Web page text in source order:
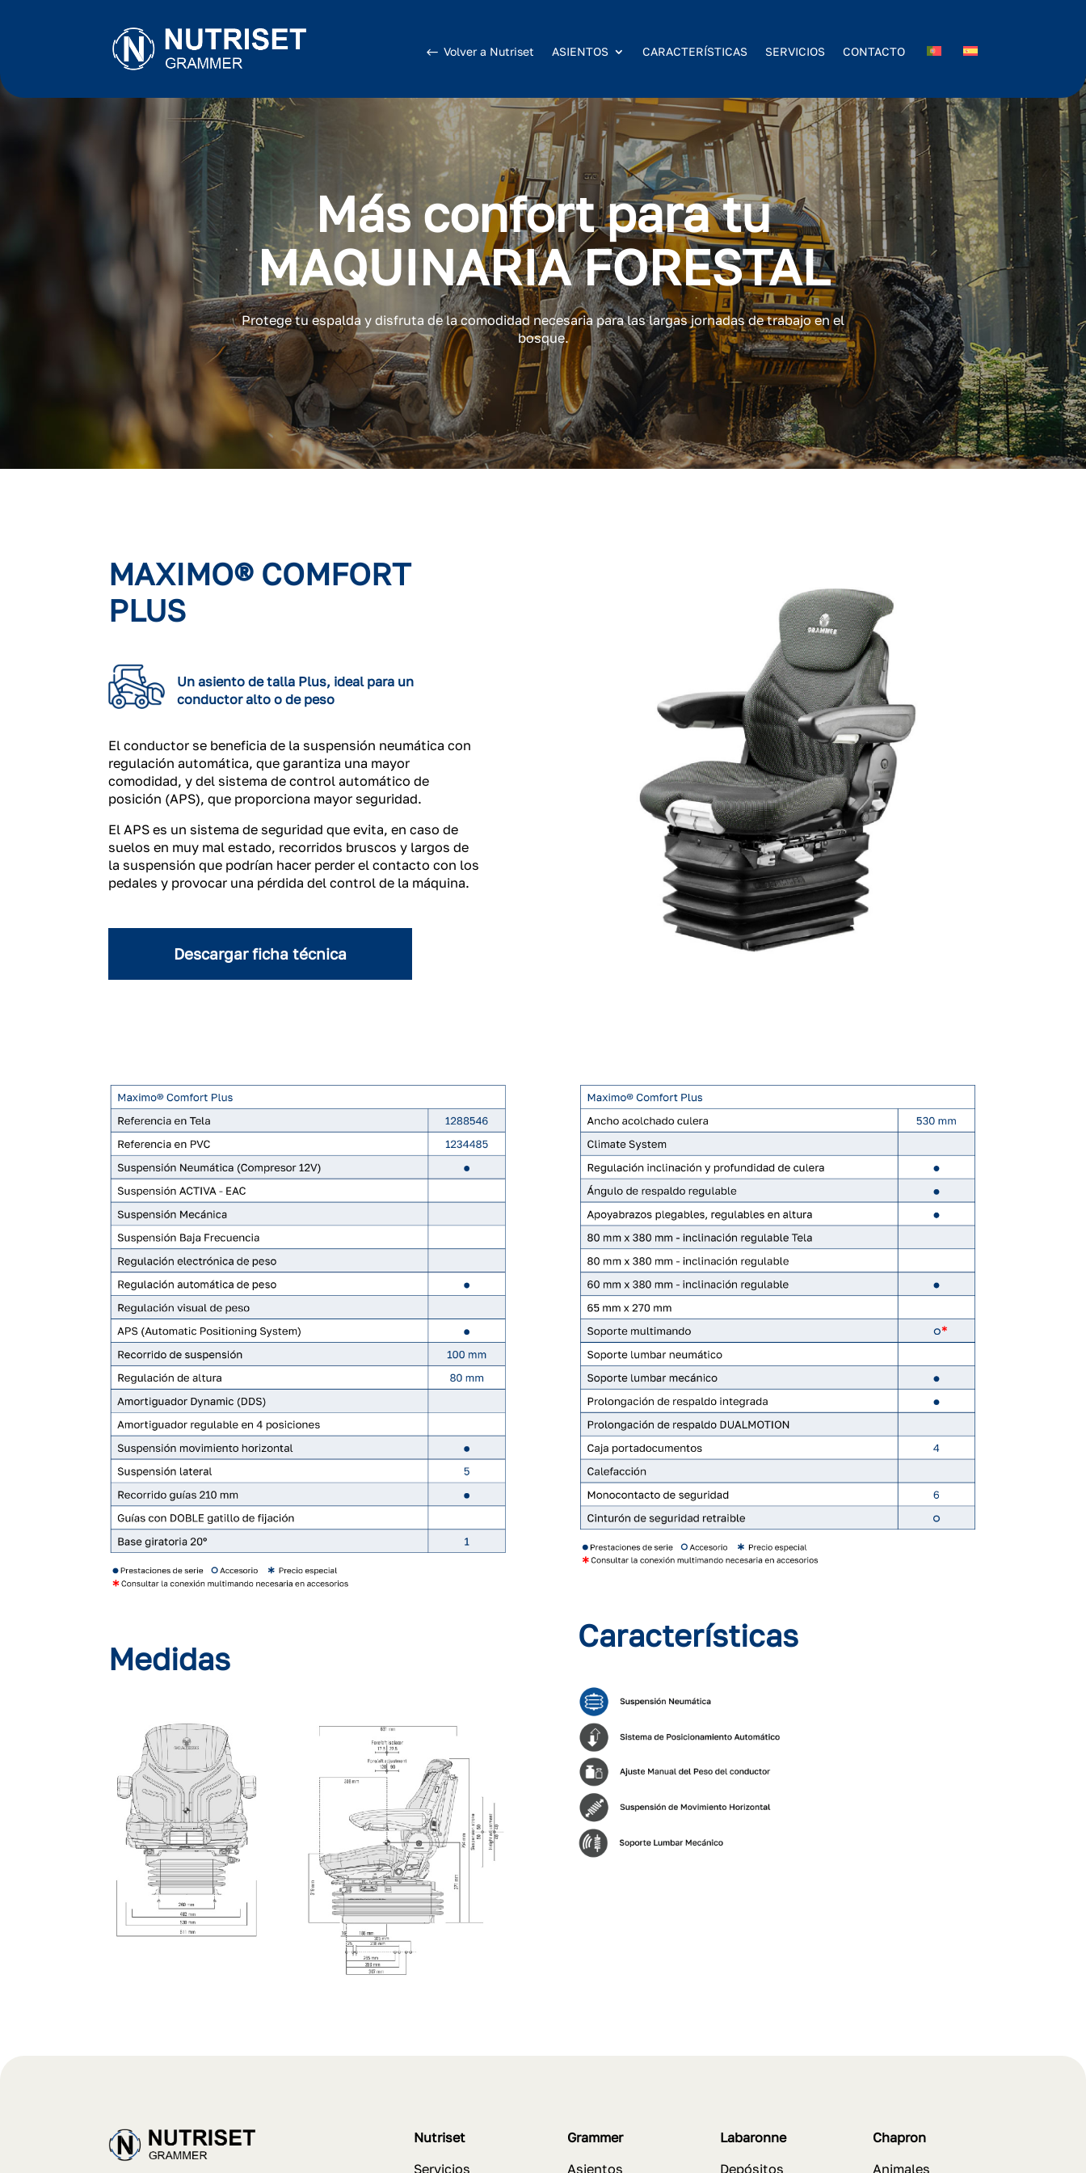
Volver a Nutriset ASIENTOS CARACTERÍSTICAS SERVICIOS CONTACTO
Más confort para tu
MAQUINARIA FORESTAL
Protege tu espalda y disfruta de la comodidad necesaria para las largas jornadas de trabajo en el
bosque.
MAXIMO® COMFORT
PLUS
Un asiento de talla Plus, ideal para un
conductor alto o de peso
El conductor se beneficia de la suspensión neumática con
regulación automática, que garantiza una mayor
comodidad, y del sistema de control automático de
posición (APS), que proporciona mayor seguridad.
El APS es un sistema de seguridad que evita, en caso de
suelos en muy mal estado, recorridos bruscos y largos de
la suspensión que podrían hacer perder el contacto con los
pedales y provocar una pérdida del control de la máquina.
Descargar ficha técnica
Medidas
Características
Nutriset
Servicios
Grammer
Asientos
Labaronne
Depósitos
Chapron
Animales